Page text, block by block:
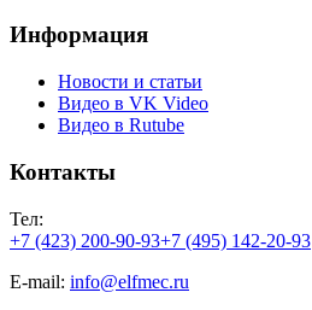
Информация
Новости и статьи
Видео в VK Video
Видео в Rutube
Контакты
Тел:
+7 (423) 200-90-93+7 (495) 142-20-93
E-mail: info@elfmec.ru